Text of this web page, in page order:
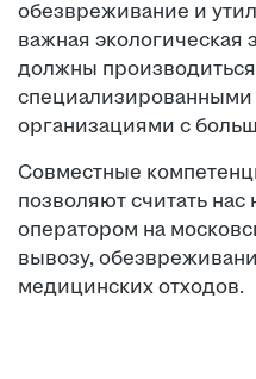
обезвреживание и
важная экологическая
должны производиться
организациями с
Совместные
позволяют считать
оператором на
вывозу,
медицинских отходов.